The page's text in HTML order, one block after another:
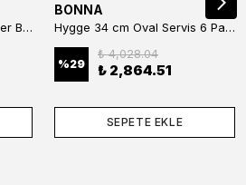
optimus mutfak supermıkser Bar Konteyner 6'lı 50×16×9 cm Kapaklı Polikarbon Organizer Bar & Kafe
BONNA
Hygge 34 cm Oval Servis 6 Parça
%29
₺ 4,028.04
₺ 2,864.51
SEPETE EKLE